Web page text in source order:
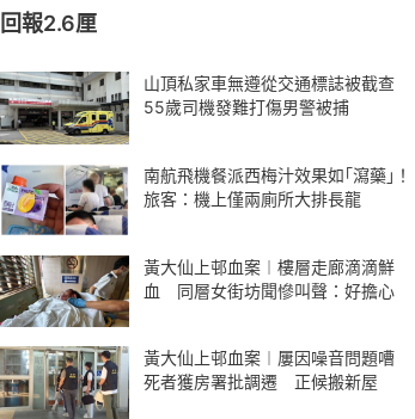
回報2.6厘
山頂私家車無遵從交通標誌被截查
55歲司機發難打傷男警被捕
南航飛機餐派西梅汁效果如｢瀉藥｣！
旅客：機上僅兩廁所大排長龍
黃大仙上邨血案︱樓層走廊滴滴鮮
血 同層女街坊聞慘叫聲：好擔心
黃大仙上邨血案︱屢因噪音問題嘈
死者獲房署批調遷 正候搬新屋